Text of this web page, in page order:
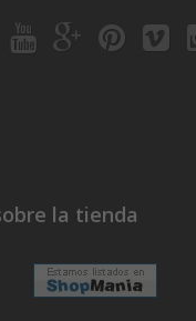
la tienda